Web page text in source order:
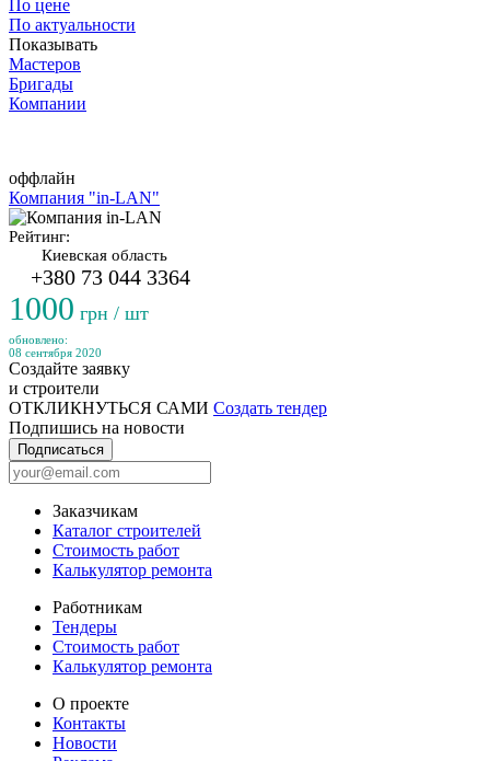
По цене
По актуальности
Показывать
Мастеров
Бригады
Компании
оффлайн
Компания "in-LAN"
Рейтинг:
Киевская область
+380 73 044 3364
1000 грн / шт
обновлено:
08 сентября 2020
Создайте заявку
и строители
ОТКЛИКНУТЬСЯ САМИ Создать тендер
Подпишись на новости
Подписаться
Заказчикам
Каталог строителей
Стоимость работ
Калькулятор ремонта
Работникам
Тендеры
Стоимость работ
Калькулятор ремонта
О проекте
Контакты
Новости